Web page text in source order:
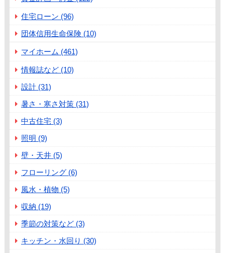
住宅ローン (96)
団体信用生命保険 (10)
マイホーム (461)
情報誌など (10)
設計 (31)
暑さ・寒さ対策 (31)
中古住宅 (3)
照明 (9)
壁・天井 (5)
フローリング (6)
風水・植物 (5)
収納 (19)
季節の対策など (3)
キッチン・水回り (30)